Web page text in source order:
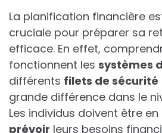
La planification financière
cruciale pour préparer sa
efficace. En effet,
fonctionnent les systèmes
différents filets de sécurité
grande différence dans le
Les individus doivent être
prévoir leurs besoins